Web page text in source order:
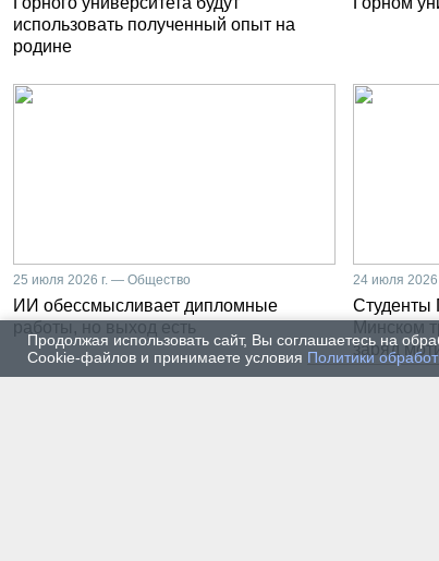
Продолжая использовать сайт, Вы соглашаетесь на
Cookie-файлов и принимаете условия Политики
использовать полученный опыт на
родине
25 июля 2026 г. — Общество
ИИ обессмысливает дипломные
работы, но выход есть
24 июля
Студенты
Минском
заряд